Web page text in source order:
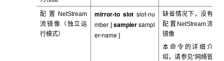
配置NetStream
流镜像（独立运
行模式）
mirror-to slot slot-nu
mber [samplersampl
er-name ]
缺省情况下，没有
配置NetStream流
镜像
本命令的详细介
绍，请参见“网络管